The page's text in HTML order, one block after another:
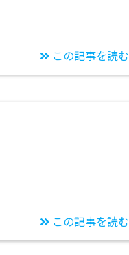
この記事を読む
この記事を読む